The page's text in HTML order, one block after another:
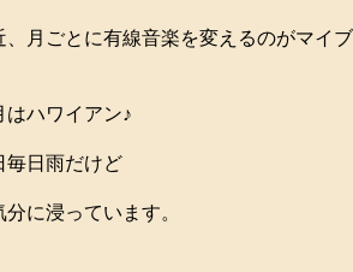
、月ごとに有線音楽を変えるのがマイ
はハワイアン♪
毎日雨だけど
分に浸っています。